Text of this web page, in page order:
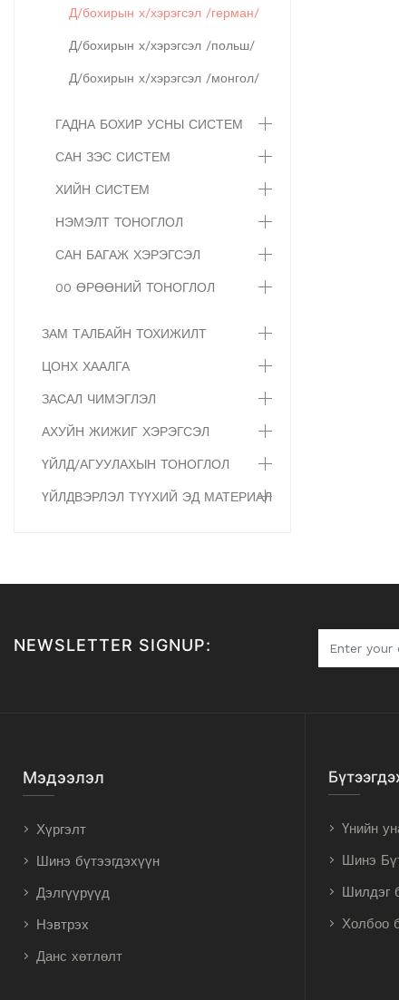
Д/бохирын х/хэрэгсэл /герман/
Д/бохирын х/хэрэгсэл /польш/
Д/бохирын х/хэрэгсэл /монгол/
ГАДНА БОХИР УСНЫ СИСТЕМ
САН ЗЭС СИСТЕМ
ХИЙН СИСТЕМ
НЭМЭЛТ ТОНОГЛОЛ
САН БАГАЖ ХЭРЭГСЭЛ
00 ӨРӨӨНИЙ ТОНОГЛОЛ
ЗАМ ТАЛБАЙН ТОХИЖИЛТ
ЦОНХ ХААЛГА
ЗАСАЛ ЧИМЭГЛЭЛ
АХУЙН ЖИЖИГ ХЭРЭГСЭЛ
ҮЙЛД/АГУУЛАХЫН ТОНОГЛОЛ
ҮЙЛДВЭРЛЭЛ ТҮҮХИЙ ЭД МАТЕРИАЛ
NEWSLETTER SIGNUP:
Мэдээлэл
Хүргэлт
Шинэ бүтээгдэхүүн
Дэлгүүрүүд
Нэвтрэх
Данс хөтлөлт
Үнийн
Шинэ
Шилдэг
Холбоо